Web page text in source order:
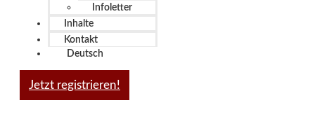
Infoletter
Inhalte
Kontakt
Deutsch
Jetzt registrieren!